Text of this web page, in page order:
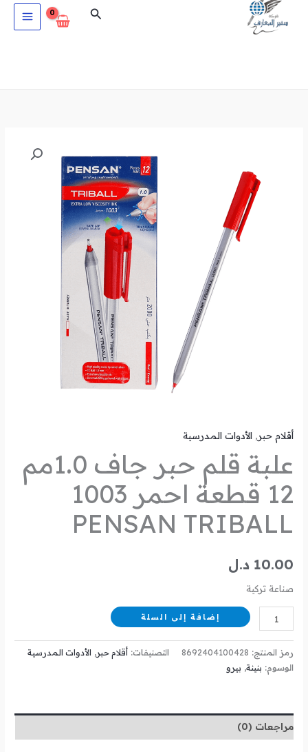
البحث
أقلام حبر,الأدوات المدرسية
علبة قلم حبر جاف 1.0مم
12 قطعة احمر 1003
PENSAN TRIBALL
10.00 د.ل
صناعة تركية
إضافة إلى السلة
رمز المنتج: 8692404100428 التصنيفات: أقلام حبر, الأدوات المدرسية
الوسوم: بنينة, بيرو
مراجعات (0)